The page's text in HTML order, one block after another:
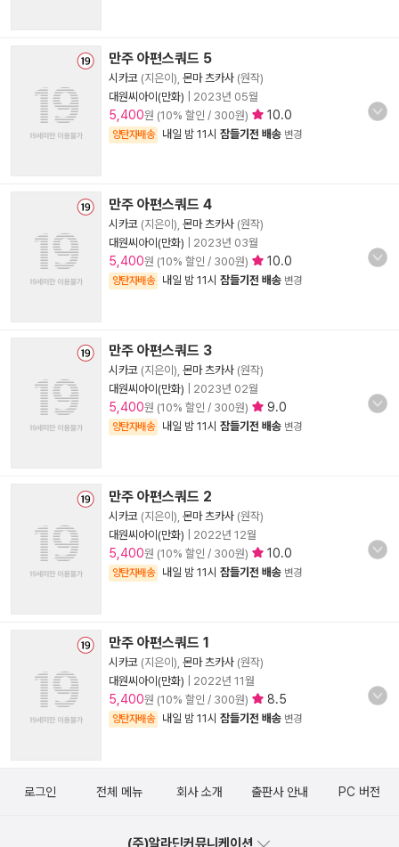
만주 아편스쿼드 5
시카코 (지은이), 몬마 츠카사 (원작)
대원씨아이(만화)
2023년 05월
5,400원 (10% 할인 / 300원) 10.0
양탄자배송 내일 밤 11시 잠들기전 배송 변경
만주 아편스쿼드 4
시카코 (지은이), 몬마 츠카사 (원작)
대원씨아이(만화)
2023년 03월
5,400원 (10% 할인 / 300원) 10.0
양탄자배송 내일 밤 11시 잠들기전 배송 변경
만주 아편스쿼드 3
시카코 (지은이), 몬마 츠카사 (원작)
대원씨아이(만화)
2023년 02월
5,400원 (10% 할인 / 300원) 9.0
양탄자배송 내일 밤 11시 잠들기전 배송 변경
만주 아편스쿼드 2
시카코 (지은이), 몬마 츠카사 (원작)
대원씨아이(만화)
2022년 12월
5,400원 (10% 할인 / 300원) 10.0
양탄자배송 내일 밤 11시 잠들기전 배송 변경
만주 아편스쿼드 1
시카코 (지은이), 몬마 츠카사 (원작)
대원씨아이(만화)
2022년 11월
5,400원 (10% 할인 / 300원) 8.5
양탄자배송 내일 밤 11시 잠들기전 배송 변경
로그인 전체 메뉴 회사 소개 출판사 안내 PC 버전
(주)알라딘커뮤니케이션